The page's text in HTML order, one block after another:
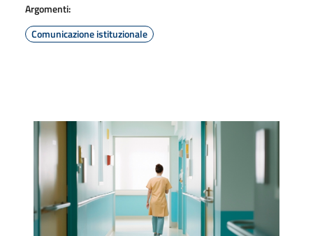
Argomenti:
Comunicazione istituzionale